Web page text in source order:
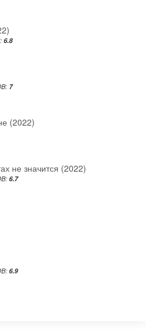
6.8
7
(2022)
не значится (2022)
6.7
6.9